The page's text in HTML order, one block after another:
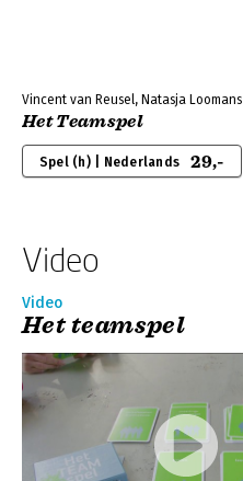
Vincent van Reusel, Natasja Loomans
Het Teamspel
Spel (h) | Nederlands 29,-
Video
Video
Het teamspel